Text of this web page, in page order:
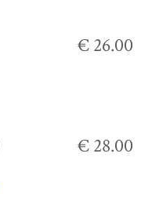
€ 26.00
€ 28.00